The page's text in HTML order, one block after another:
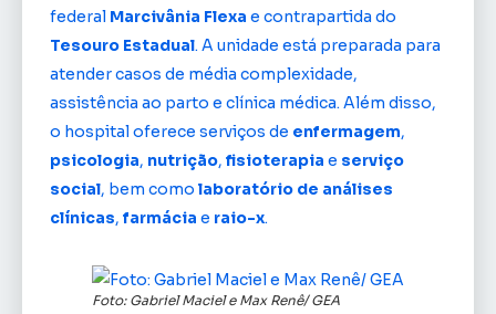
federal Marcivânia Flexa e contrapartida do
Tesouro Estadual. A unidade está preparada para
atender casos de média complexidade,
assistência ao parto e clínica médica. Além disso,
o hospital oferece serviços de enfermagem,
psicologia, nutrição, fisioterapia e serviço
social, bem como laboratório de análises
clínicas, farmácia e raio-x.
Foto: Gabriel Maciel e Max Renê/ GEA